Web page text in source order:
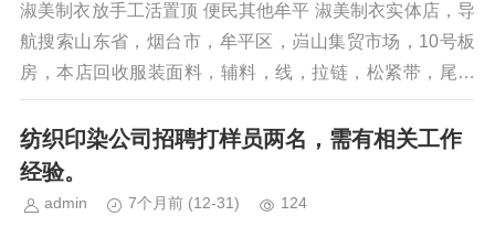
淑美制衣放手工活置顶 便民其他牟平 淑美制衣实体店，导
航搜索山东省，烟台市，牟平区，岿山集贸市场，10号板
房，本店回收服装面料，辅料，线，拉链，松紧带，尾货
等，外放手工活，十字绣和钻石画，...
纺织印染公司招聘打样员两名，需有相关工作
经验。
admin 7个月前 (12-31) 124